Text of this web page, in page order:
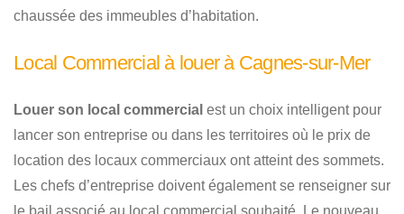
chaussée des immeubles d’habitation.
Local Commercial à louer à Cagnes-sur-Mer
Louer son local commercial est un choix intelligent pour
lancer son entreprise ou dans les territoires où le prix de
location des locaux commerciaux ont atteint des sommets.
Les chefs d’entreprise doivent également se renseigner sur